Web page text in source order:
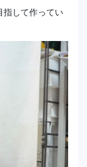
指して作ってい